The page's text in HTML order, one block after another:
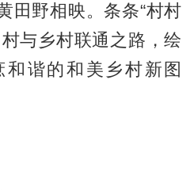
田野相映。条条“村村
与乡村联通之路，绘
谐的和美乡村新图